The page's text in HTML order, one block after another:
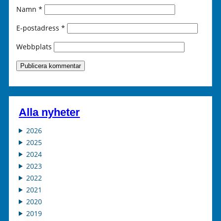
Namn *
E-postadress *
Webbplats
Alla nyheter
2026
2025
2024
2023
2022
2021
2020
2019